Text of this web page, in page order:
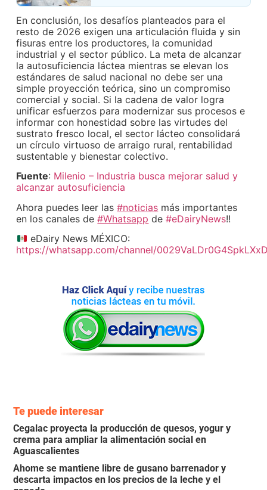
En conclusión, los desafíos planteados para el
resto de 2026 exigen una articulación fluida y sin
fisuras entre los productores, la comunidad
industrial y el sector público. La meta de alcanzar
la autosuficiencia láctea mientras se elevan los
estándares de salud nacional no debe ser una
simple proyección teórica, sino un compromiso
comercial y social. Si la cadena de valor logra
unificar esfuerzos para modernizar sus procesos e
informar con honestidad sobre las virtudes del
sustrato fresco local, el sector lácteo consolidará
un círculo virtuoso de arraigo rural, rentabilidad
sustentable y bienestar colectivo.
Fuente: Milenio – Industria busca mejorar salud y
alcanzar autosuficiencia
Ahora puedes leer las#noticias más importantes
en los canales de#Whatsapp de#eDairyNews!!
eDairy News MÉXICO:
https://whatsapp.com/channel/
Te puede interesar
Cegalac proyecta la producción de quesos, yogur y
crema para ampliar la alimentación social en
Aguascalientes
Ahome se mantiene libre de gusano barrenador y
descarta impactos en los precios de la leche y el